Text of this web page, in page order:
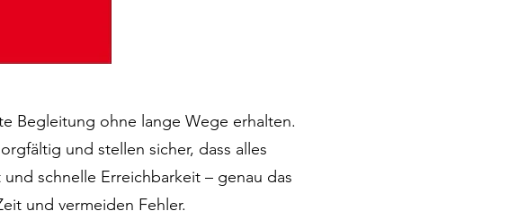
Begleitung ohne lange Wege erhalten.
und stellen sicher, dass alles
schnelle Erreichbarkeit – genau das
und vermeiden Fehler.